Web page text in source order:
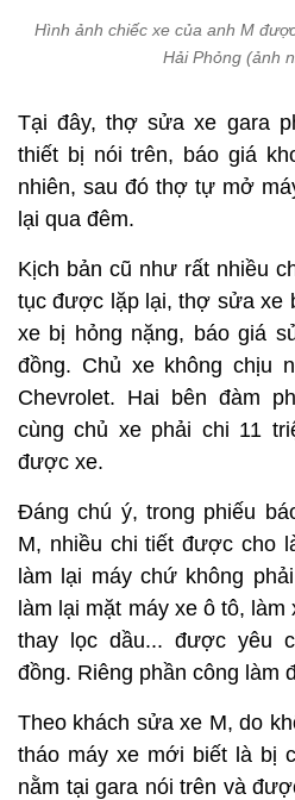
Hình ảnh chiếc xe của anh M
Hải Phỏng (ảnh
Tại đây, thợ sửa xe gara
thiết bị nói trên, báo giá
nhiên, sau đó thợ tự mở
lại qua đêm.
Kịch bản cũ như rất nhiều
tục được lặp lại, thợ sửa xe
xe bị hỏng nặng, báo giá
đồng. Chủ xe không chịu
Chevrolet. Hai bên đàm
cùng chủ xe phải chi 11
được xe.
Đáng chú ý, trong phiếu
M, nhiều chi tiết được cho
làm lại máy chứ không
làm lại mặt máy xe ô tô,
thay lọc dầu... được yêu
đồng. Riêng phần công làm
Theo khách sửa xe M, do
tháo máy xe mới biết là bị
nằm tại gara nói trên và